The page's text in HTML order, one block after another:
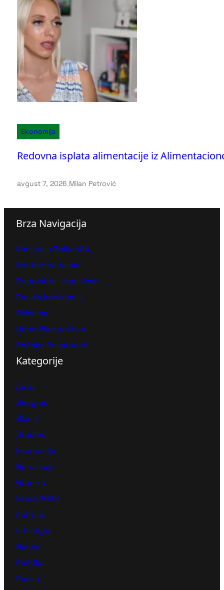
Ekonomija
Redovna isplata alimentacije iz
avgust 7, 2026.Milan Petrović
Brza Navigacija
Karijera u Balkan24
Kontaktirajte nas
Pretplatite se na Vesti
Pravila korišćenja
Reklama
Urednička politika
Politika Privatnosti
Kategorije
Auto
Beograd
Biznis
Društvo
Ekonomija
Horoskop
Hronika
Izbori 2023
Kultura
Lifestyle
Nauka
Politika
Posao